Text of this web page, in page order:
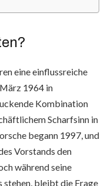
eine einflussreiche
1964 in
Kombination
Scharfsinn in
begann 1997, und
Vorstands den
während seine
stehen, bleibt die Frage